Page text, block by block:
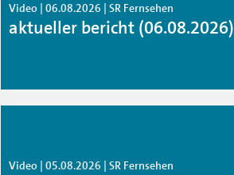
Video | 06.08.2026 | SR Fernsehen
aktueller bericht (06.08.2026)
Video | 05.08.2026 | SR Fernsehen